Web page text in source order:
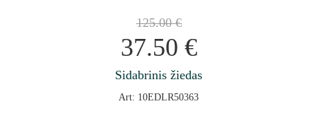
125.00€
37.50 €
Sidabrinis žiedas
Art: 10EDLR50363